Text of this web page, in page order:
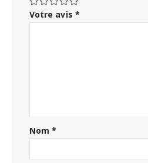
Votre avis *
Nom*